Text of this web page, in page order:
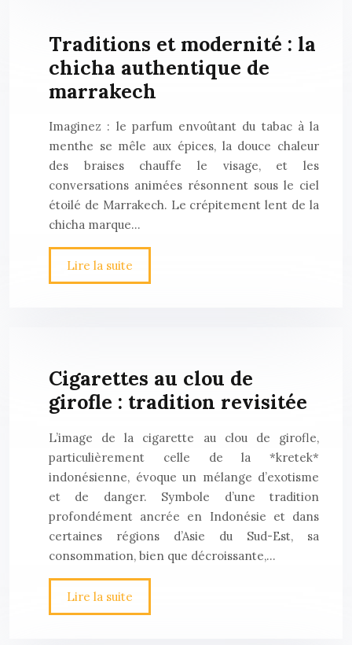
Traditions et modernité : la
chicha authentique de
marrakech
Imaginez : le parfum envoûtant du tabac à la
menthe se mêle aux épices, la douce chaleur
des braises chauffe le visage, et les
conversations animées résonnent sous le ciel
étoilé de Marrakech. Le crépitement lent de la
chicha marque…
Lire la suite
Cigarettes au clou de
girofle : tradition revisitée
L’image de la cigarette au clou de girofle,
particulièrement celle de la *kretek*
indonésienne, évoque un mélange d’exotisme
et de danger. Symbole d’une tradition
profondément ancrée en Indonésie et dans
certaines régions d’Asie du Sud-Est, sa
consommation, bien que décroissante,…
Lire la suite